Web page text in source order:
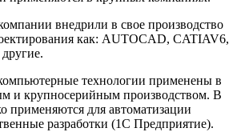
внедрили в свое производство
как: AUTOCAD, CATIAV6,
технологии применены в
и крупносерийным производством. В
применяются для автоматизации
разработки (1C Предприятие).